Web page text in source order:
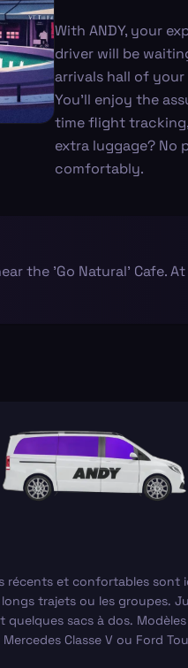
With ANDY, your
driver will be
arrivals hall of
You’ll enjoy the
time flight
extra luggage? No
comfortably.
the 'Go Natural' Cafe.
récents et confortables sont
trajets ou les groupes.
quelques sacs à dos.
Classe V ou Ford